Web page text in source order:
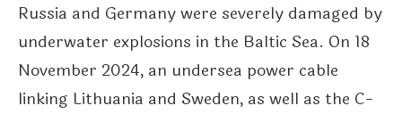
Russia and Germany were severely damaged by
underwater explosions in the Baltic Sea. On 18
November 2024, an undersea power cable
linking Lithuania and Sweden, as well as the C-